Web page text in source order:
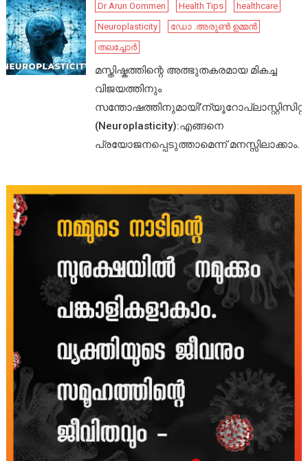
Dr Arun Oommen Health Tips
healthcare
Neuroplasticity
ഡോ .അരുൺ ഉമ്മൻ
തലച്ചോർ
മസ്തിഷ്കത്തിന്റെ അത്ഭുതകരമായ മികച്ച
വിജയത്തിനും
സന്തോഷത്തിനുമായി’ന്യൂറോപ്ലാസ്റ്റിസിറ്റി’
(Neuroplasticity):എങ്ങനെ
പ്രയോജനപ്പെടുത്താമെന്ന് മനസ്സിലാക്കാം.